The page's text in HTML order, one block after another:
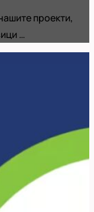
проекти,
…